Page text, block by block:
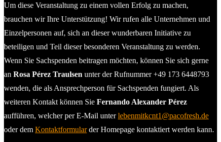
Um diese Veranstaltung zu einem vollen Erfolg zu machen,
brauchen wir Ihre Unterstützung! Wir rufen alle Unternehmen und
Einzelpersonen auf, sich an dieser wunderbaren Initiative zu
beteiligen und Teil dieser besonderen Veranstaltung zu werden.
Wenn Sie Sachspenden beitragen möchten, können Sie sich gerne
an Rosa Pérez Traulsen unter der Rufnummer +49 173 6448793
wenden, die als Ansprechperson für Sachspenden fungiert. Als
weiteren Kontakt können Sie Fernando Alexander Pérez
aufführen, welcher per E-Mail unterlebenmitkcnt1@pacofresh.de
oder dem Kontaktformularder Homepage kontaktiert werden kann.